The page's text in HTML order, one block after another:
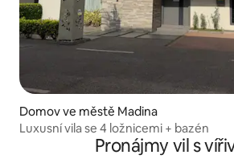
Domov ve městě Madina
Luxusní vila se 4 ložnicemi + bazén
Pronájmy vil s